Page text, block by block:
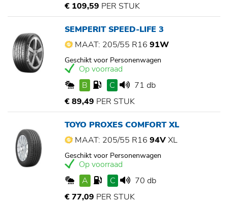
€ 109,59 PER STUK
SEMPERIT SPEED-LIFE 3
MAAT: 205/55 R16 91W
Geschikt voor Personenwagen
Op voorraad
B
C
71 db
€ 89,49 PER STUK
TOYO PROXES COMFORT XL
MAAT: 205/55 R16 94VXL
Geschikt voor Personenwagen
Op voorraad
A
C
70 db
€ 77,09 PER STUK